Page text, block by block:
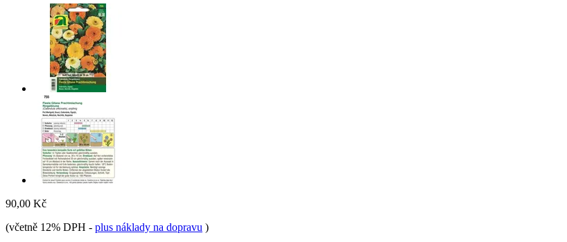
90,00 Kč
(včetně 12% DPH - plus náklady na dopravu )